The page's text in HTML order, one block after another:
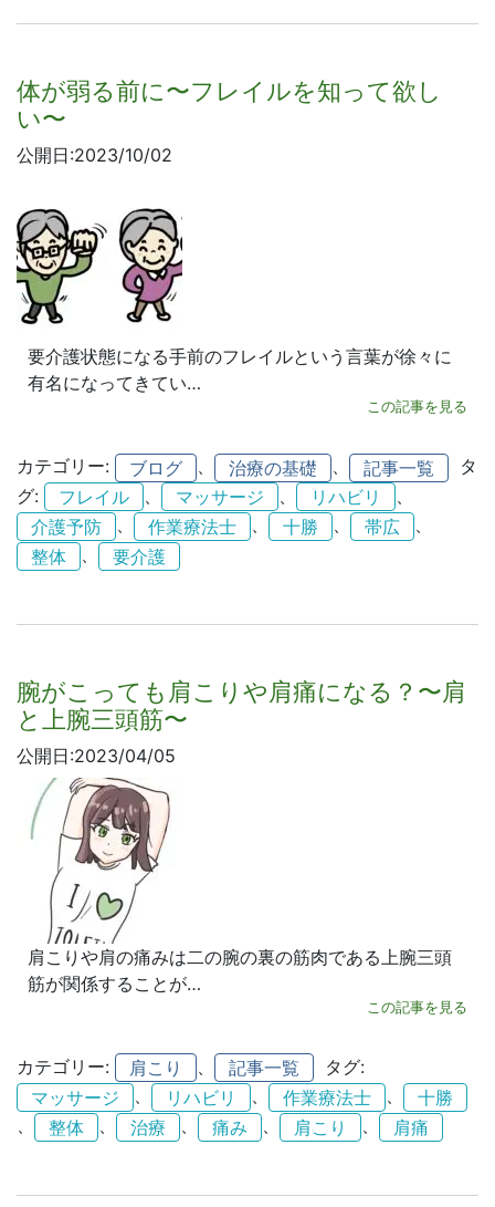
体が弱る前に〜フレイルを知って欲し
い〜
公開日:2023/10/02
要介護状態になる手前のフレイルという言葉が徐々に
有名になってきてい…
この記事を見る
カテゴリー: ブログ 、 治療の基礎 、 記事一覧
タ
グ:
フレイル マッサージ リハビリ
介護予防
、 作業療法士 、 十勝 、 帯広
、
整体
、 要介護
腕がこっても肩こりや肩痛になる？〜肩
と上腕三頭筋〜
公開日:2023/04/05
肩こりや肩の痛みは二の腕の裏の筋肉である上腕三頭
筋が関係することが…
この記事を見る
カテゴリー: 肩こり 記事一覧
タグ:
マッサージ
、 リハビリ 、 作業療法士 、
十勝
整体 治療 痛み 肩こり 肩痛